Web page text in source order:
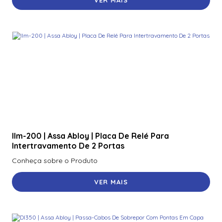
R40
R40
920Pmntekma003 | Assa Abloy | Leitor De Proximidade
Rp40
920Ptnnek00000 | Assa Abloy | Leitor De Proximidade Se
Rp40
Ilm-200 | Assa Abloy | Placa De Relé Para
Intertravamento De 2 Portas
Conheça sobre o Produto
VER MAIS